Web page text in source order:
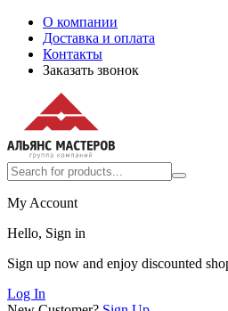
О компании
Доставка и оплата
Контакты
Заказать звонок
My Account
Hello, Sign in
Sign up now and enjoy discounted
Log In